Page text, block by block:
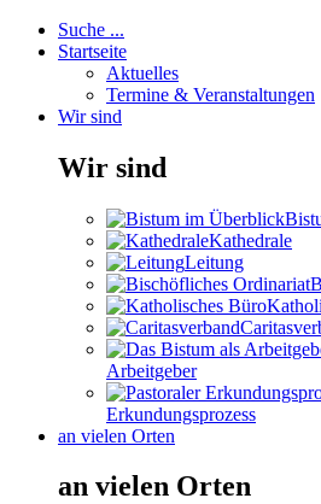
Suche ...
Startseite
Aktuelles
Termine & Veranstaltungen
Wir sind
Wir sind
Kathedrale
Leitung
Arbeitgeber
Erkundungsprozess
an vielen Orten
an vielen Orten